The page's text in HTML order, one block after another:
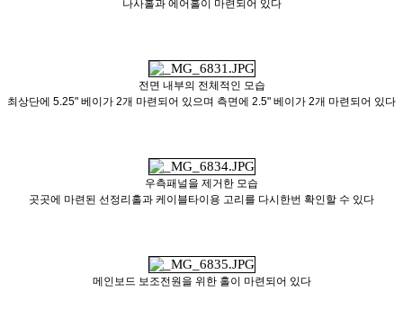
나사홀과 에어홀이 마련되어 있다
전면 내부의 전체적인 모습
최상단에 5.25" 베이가 2개 마련되어 있으며 측면에 2.5" 베이가 2개 마련되어 있다
우측패널을 제거한 모습
곳곳에 마련된 선정리홀과 케이블타이용 고리를 다시한번 확인할 수 있다
메인보드 보조전원을 위한 홀이 마련되어 있다